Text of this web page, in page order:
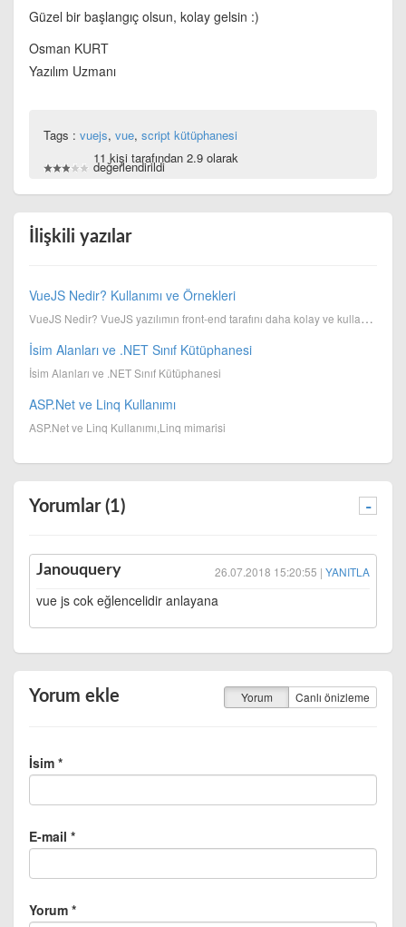
Güzel bir başlangıç olsun, kolay gelsin :)
Osman KURT
Yazılım Uzmanı
Tags : vuejs, vue, script kütüphanesi
11 kişi tarafından 2.9 olarak
değerlendirildi
İlişkili yazılar
VueJS Nedir? Kullanımı ve Örnekleri
VueJS Nedir? VueJS yazılımın front-end tarafını daha kolay ve kullanışlı bir hale getirmek için gel...
İsim Alanları ve .NET Sınıf Kütüphanesi
İsim Alanları ve .NET Sınıf Kütüphanesi
ASP.Net ve Linq Kullanımı
ASP.Net ve Linq Kullanımı,Linq mimarisi
Yorumlar (1) -
Janouquery 26.07.2018 15:20:55 | YANITLA
vue js cok eğlencelidir anlayana
Yorum ekle Yorum Canlı önizleme
İsim *
E-mail *
Yorum *